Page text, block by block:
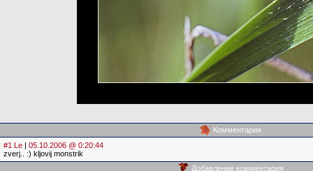
Комментарии
#1 Le | 05.10.2006 @ 0:20:44
zverj.. :) kljovij monstrik
Добавление комментария